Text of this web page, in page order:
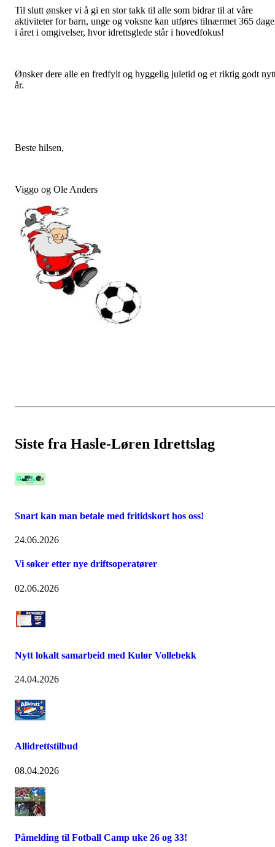
Til slutt ønsker vi å gi en stor takk til alle som bidrar til at våre
aktiviteter for barn, unge og voksne kan utføres tilnærmet 365
i året i omgivelser, hvor idrettsglede står i hovedfokus!
Ønsker dere alle en fredfylt og hyggelig juletid og et riktig godt
år.
Beste hilsen,
Viggo og Ole Anders
Siste fra Hasle-Løren Idrettslag
Snart kan man betale med fritidskort hos oss!
24.06.2026
Vi søker etter nye driftsoperatører
02.06.2026
Nytt lokalt samarbeid med Kulør Vollebekk
24.04.2026
Allidrettstilbud
08.04.2026
Påmelding til Fotball Camp uke 26 og 33!